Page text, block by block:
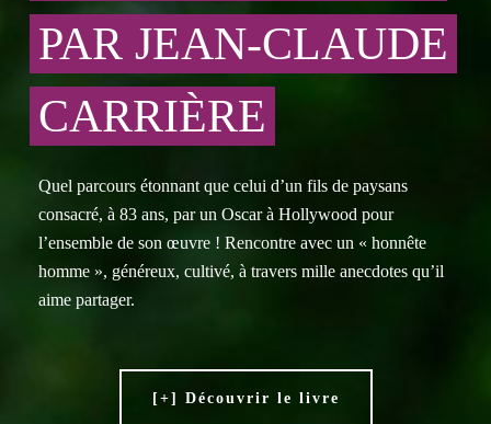
PAR JEAN-CLAUDE
CARRIÈRE
Quel parcours étonnant que celui d’un fils de paysans
consacré, à 83 ans, par un Oscar à Hollywood pour
l’ensemble de son œuvre ! Rencontre avec un « honnête
homme », généreux, cultivé, à travers mille anecdotes qu’il
aime partager.
[+] Découvrir le livre